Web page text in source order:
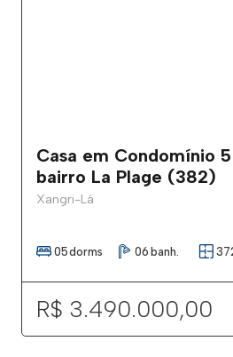
Casa em Condomínio
bairro La Plage (382)
Xangri-Lá
05dorms 06 banh.
R$ 3.490.000,00